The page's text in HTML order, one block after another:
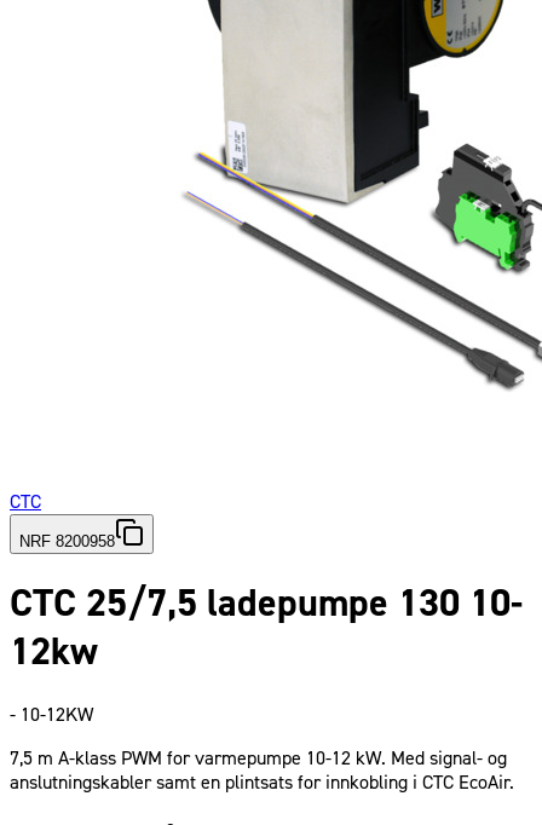
CTC
NRF 8200958
CTC 25/7,5 ladepumpe 130 10-
12kw
- 10-12KW
7,5 m A-klass PWM for varmepumpe 10-12 kW. Med signal- og
anslutningskabler samt en plintsats for innkobling i CTC EcoAir.